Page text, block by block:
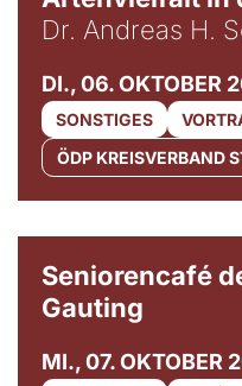
Dr. Andreas H.
DI., 06. OKTOBER
SONSTIGES
ÖDP KREISVERBAND
Seniorencafé
Gauting
MI., 07. OKTOBER